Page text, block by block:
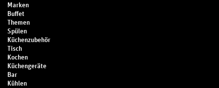
Marken
Buffet
Themen
Spülen
Küchenzubehör
Tisch
Kochen
Küchengeräte
Bar
Kühlen